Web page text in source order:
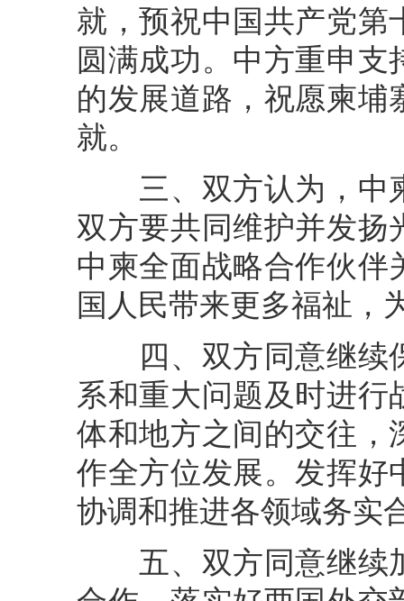
就，预祝中国共产党第
圆满成功。中方重申
的发展道路，祝愿柬埔
就。
三、双方认为，中
双方要共同维护并发扬
中柬全面战略合作伙伴
国人民带来更多福祉，
四、双方同意继续
系和重大问题及时进
体和地方之间的交往，
作全方位发展。发挥好
协调和推进各领域务实
五、双方同意继续